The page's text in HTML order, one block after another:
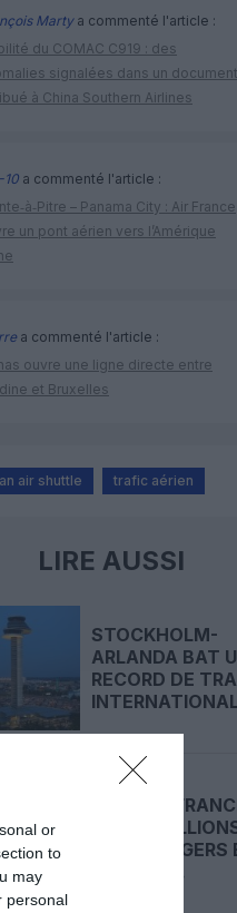
or
to
may
personal
Martya commenté l'article :
du COMAC C919 : des
signalées dans un document
à China Southern Airlines
10 a commenté l'article :
– Panama City : Air France
un pont aérien vers l’Amérique
a commenté l'article :
ouvre une ligne directe entre
et Bruxelles
air shuttle trafic aérien
LIRE AUSSI
STOCKHOLM-
ARLANDA BAT
RECORD DE
RYANAIR
LES 22
DE PASSAGERS